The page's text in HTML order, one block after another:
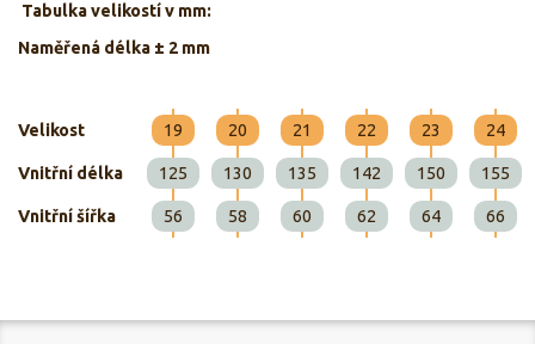
Tabulka velikostí v mm:
Naměřená délka ± 2 mm
Velikost 19 20 21 22 23 24
Vnitřní délka 125 130 135 142 150 155
Vnitřní šířka 56 58 60 62 64 66